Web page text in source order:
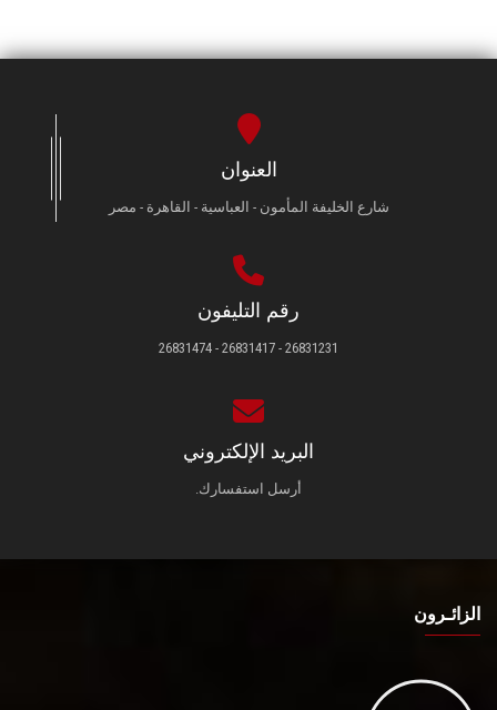
العنوان
شارع الخليفة المأمون - العباسية - القاهرة - مصر
رقم التليفون
26831231 - 26831417 - 26831474
البريد الإلكتروني
أرسل استفسارك.
الزائـرون